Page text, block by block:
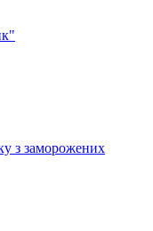
з заморожених